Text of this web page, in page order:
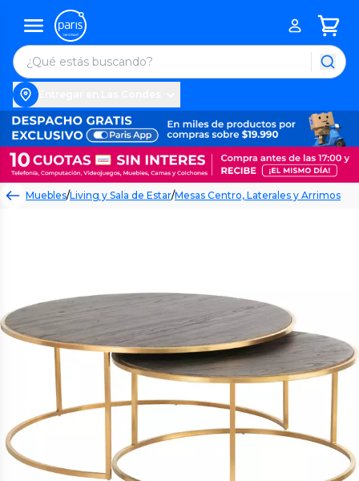
Muebles/Living y Sala de Estar/Mesas Centro, Laterales y Arrimos